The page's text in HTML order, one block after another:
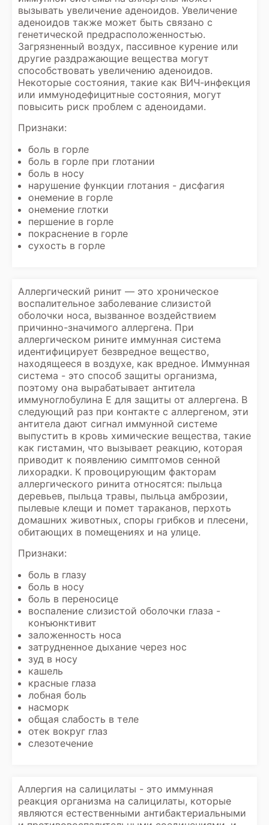
вызывать увеличение аденоидов. Увеличение
аденоидов также может быть связано с
генетической предрасположенностью.
Загрязненный воздух, пассивное курение или
другие раздражающие вещества могут
способствовать увеличению аденоидов.
Некоторые состояния, такие как ВИЧ-инфекция
или иммунодефицитные состояния, могут
повысить риск проблем с аденоидами.
Признаки:
боль в горле
боль в горле при глотании
боль в носу
нарушение функции глотания - дисфагия
онемение в горле
онемение глотки
першение в горле
покраснение в горле
сухость в горле
Аллергический ринит — это хроническое
воспалительное заболевание слизистой
оболочки носа, вызванное воздействием
причинно-значимого аллергена. При
аллергическом рините иммунная система
идентифицирует безвредное вещество,
находящееся в воздухе, как вредное. Иммунная
система - это способ защиты организма,
поэтому она вырабатывает антитела
иммуноглобулина Е для защиты от аллергена. В
следующий раз при контакте с аллергеном, эти
антитела дают сигнал иммунной системе
выпустить в кровь химические вещества, такие
как гистамин, что вызывает реакцию, которая
приводит к появлению симптомов сенной
лихорадки. К провоцирующим факторам
аллергического ринита относятся: пыльца
деревьев, пыльца травы, пыльца амброзии,
пылевые клещи и помет тараканов, перхоть
домашних животных, споры грибков и плесени,
обитающих в помещениях и на улице.
Признаки:
боль в глазу
боль в носу
боль в переносице
воспаление слизистой оболочки глаза -
конъюнктивит
заложенность носа
затрудненное дыхание через нос
зуд в носу
кашель
красные глаза
лобная боль
насморк
общая слабость в теле
отек вокруг глаз
слезотечение
Аллергия на салицилаты - это иммунная
реакция организма на салицилаты, которые
являются естественными антибактериальными